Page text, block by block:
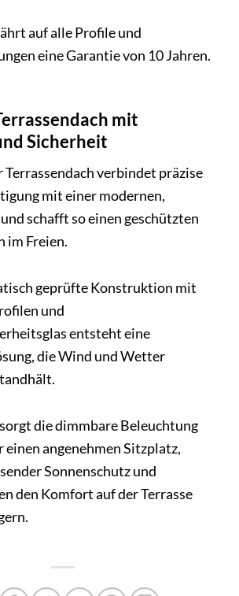
auf alle Profile und
eine Garantie von 10 Jahren.
mit
Sicherheit
Terrassendach verbindet präzise
mit einer modernen,
schafft so einen geschützten
im Freien.
geprüfte Konstruktion mit
und
entsteht eine
die Wind und Wetter
die dimmbare Beleuchtung
einen angenehmen Sitzplatz,
Sonnenschutz und
den Komfort auf der Terrasse